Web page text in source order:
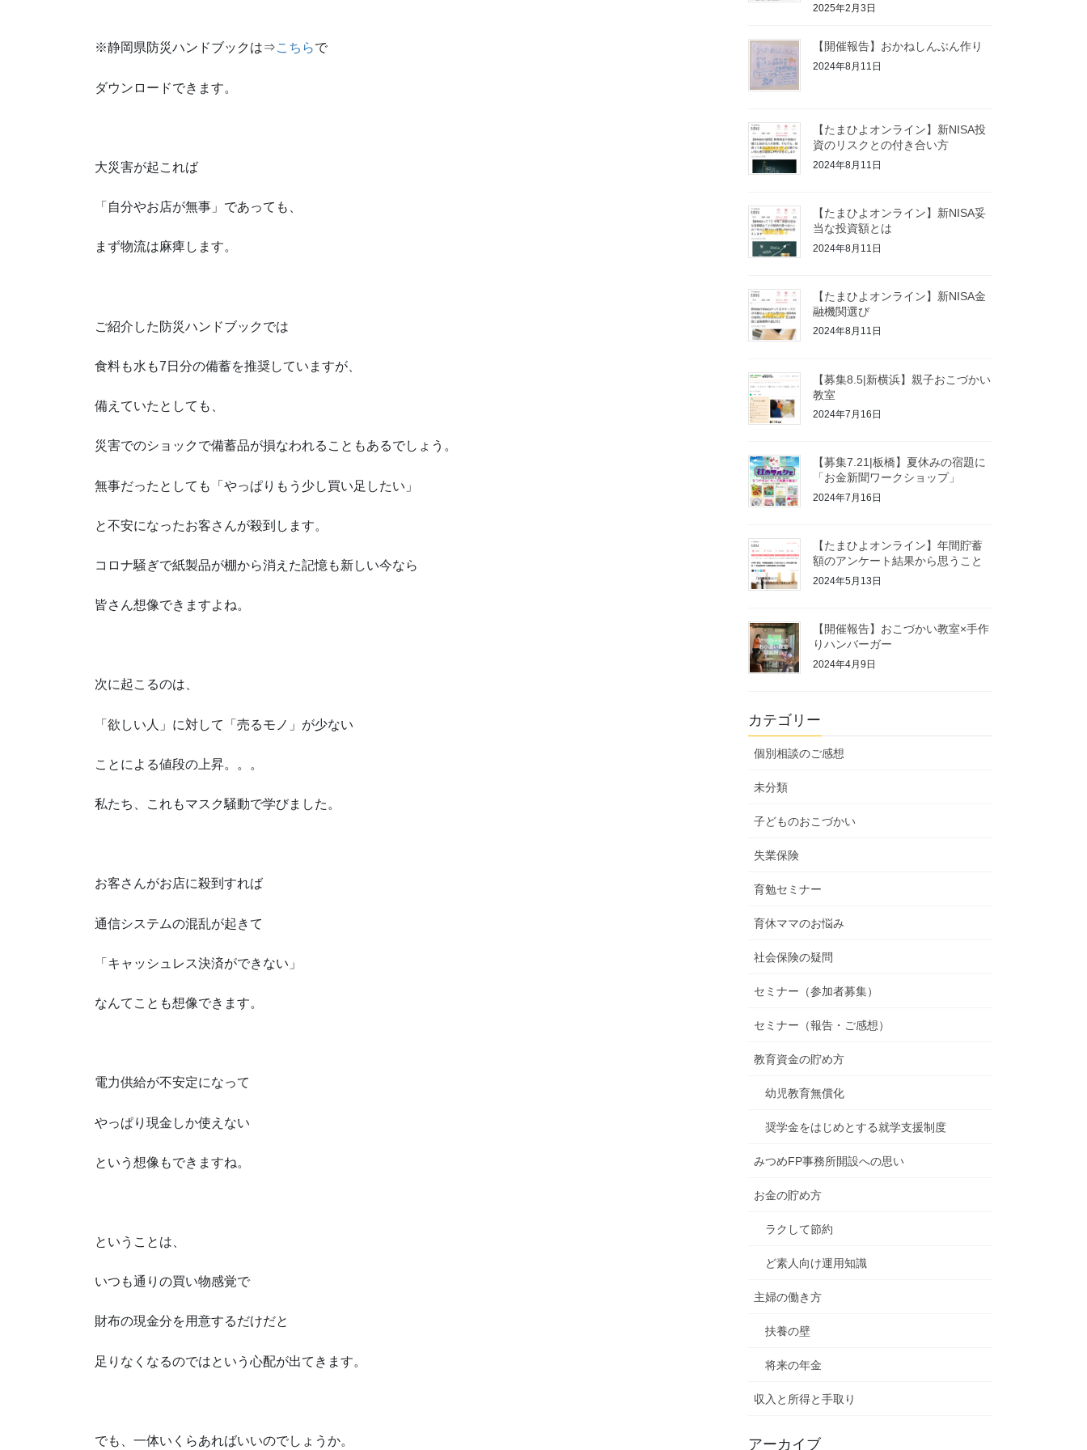
※静岡県防災ハンドブックは⇒こちらで
ダウンロードできます。
大災害が起これば
「自分やお店が無事」であっても、
まず物流は麻痺します。
ご紹介した防災ハンドブックでは
食料も水も7日分の備蓄を推奨していますが、
備えていたとしても、
災害でのショックで備蓄品が損なわれることもあるでしょう。
無事だったとしても「やっぱりもう少し買い足したい」
と不安になったお客さんが殺到します。
コロナ騒ぎで紙製品が棚から消えた記憶も新しい今なら
皆さん想像できますよね。
次に起こるのは、
「欲しい人」に対して「売るモノ」が少ない
ことによる値段の上昇。。。
私たち、これもマスク騒動で学びました。
お客さんがお店に殺到すれば
通信システムの混乱が起きて
「キャッシュレス決済ができない」
なんてことも想像できます。
電力供給が不安定になって
やっぱり現金しか使えない
という想像もできますね。
ということは、
いつも通りの買い物感覚で
財布の現金分を用意するだけだと
足りなくなるのではという心配が出てきます。
でも、一体いくらあればいいのでしょうか。
2025年2月3日
【開催報告】おかねしんぶん作り
2024年8月11日
【たまひよオンライン】新NISA投
資のリスクとの付き合い方
2024年8月11日
【たまひよオンライン】新NISA妥
当な投資額とは
2024年8月11日
【たまひよオンライン】新NISA金
融機関選び
2024年8月11日
【募集8.5|新横浜】親子おこづかい
教室
2024年7月16日
【募集7.21|板橋】夏休みの宿題に
「お金新聞ワークショップ」
2024年7月16日
【たまひよオンライン】年間貯蓄
額のアンケート結果から思うこと
2024年5月13日
【開催報告】おこづかい教室×手作
りハンバーガー
2024年4月9日
カテゴリー
個別相談のご感想
未分類
子どものおこづかい
失業保険
育勉セミナー
育休ママのお悩み
社会保険の疑問
セミナー（参加者募集）
セミナー（報告・ご感想）
教育資金の貯め方
幼児教育無償化
奨学金をはじめとする就学支援制度
みつめFP事務所開設への思い
お金の貯め方
ラクして節約
ど素人向け運用知識
主婦の働き方
扶養の壁
将来の年金
収入と所得と手取り
アーカイブ